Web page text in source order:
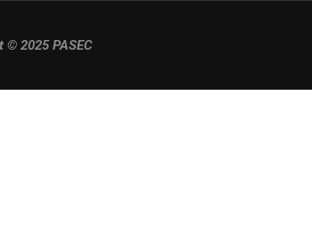
© 2025 PASEC